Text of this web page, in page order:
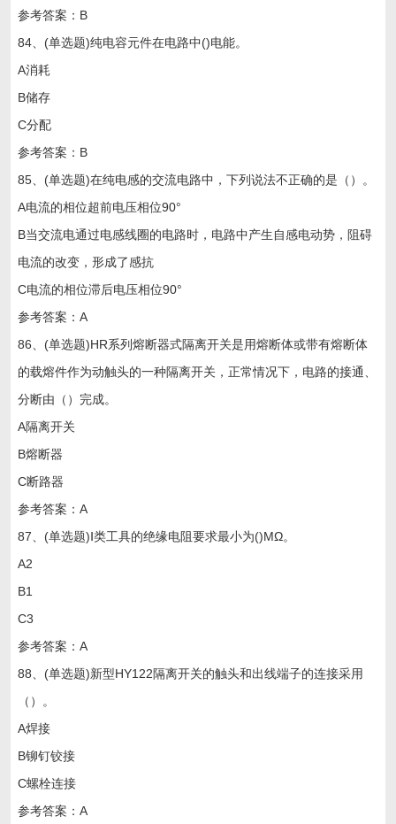
参考答案：B
84、(单选题)纯电容元件在电路中()电能。
A消耗
B储存
C分配
参考答案：B
85、(单选题)在纯电感的交流电路中，下列说法不正确的是（）。
A电流的相位超前电压相位90°
B当交流电通过电感线圈的电路时，电路中产生自感电动势，阻碍
电流的改变，形成了感抗
C电流的相位滞后电压相位90°
参考答案：A
86、(单选题)HR系列熔断器式隔离开关是用熔断体或带有熔断体
的载熔件作为动触头的一种隔离开关，正常情况下，电路的接通、
分断由（）完成。
A隔离开关
B熔断器
C断路器
参考答案：A
87、(单选题)Ⅰ类工具的绝缘电阻要求最小为()MΩ。
A2
B1
C3
参考答案：A
88、(单选题)新型HY122隔离开关的触头和出线端子的连接采用
（）。
A焊接
B铆钉铰接
C螺栓连接
参考答案：A